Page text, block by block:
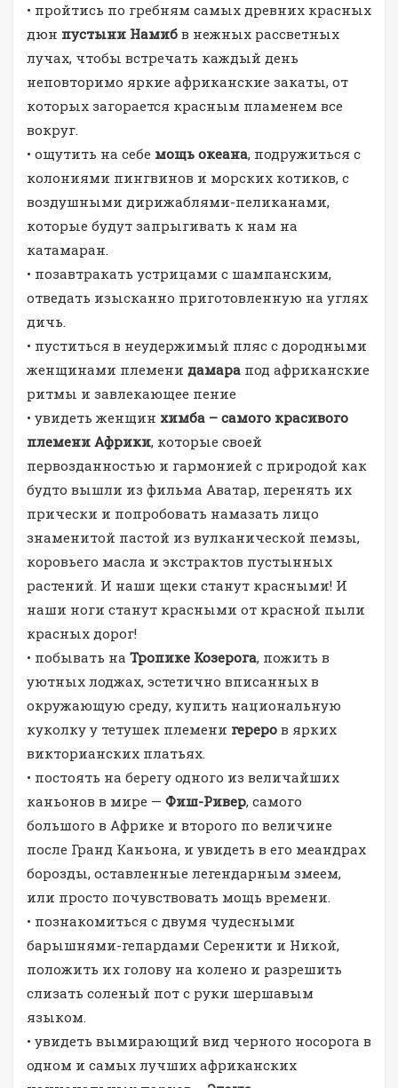
• пройтись по гребням самых древних красных
дюн пустыни Намиб в нежных рассветных
лучах, чтобы встречать каждый день
неповторимо яркие африканские закаты, от
которых загорается красным пламенем все
вокруг.
• ощутить на себе мощь океана, подружиться с
колониями пингвинов и морских котиков, с
воздушными дирижаблями-пеликанами,
которые будут запрыгивать к нам на
катамаран.
• позавтракать устрицами с шампанским,
отведать изысканно приготовленную на углях
дичь.
• пуститься в неудержимый пляс с дородными
женщинами племени дамара под африканские
ритмы и завлекающее пение
• увидеть женщин химба – самого красивого
племени Африки, которые своей
первозданностью и гармонией с природой как
будто вышли из фильма Аватар, перенять их
прически и попробовать намазать лицо
знаменитой пастой из вулканической пемзы,
коровьего масла и экстрактов пустынных
растений. И наши щеки станут красными! И
наши ноги станут красными от красной пыли
красных дорог!
• побывать на Тропике Козерога, пожить в
уютных лоджах, эстетично вписанных в
окружающую среду, купить национальную
куколку у тетушек племени гереро в ярких
викторианских платьях.
• постоять на берегу одного из величайших
каньонов в мире — Фиш-Ривер, самого
большого в Африке и второго по величине
после Гранд Каньона, и увидеть в его меандрах
борозды, оставленные легендарным змеем,
или просто почувствовать мощь времени.
• познакомиться с двумя чудесными
барышнями-гепардами Серенити и Никой,
положить их голову на колено и разрешить
слизать соленый пот с руки шершавым
языком.
• увидеть вымирающий вид черного носорога в
одном и самых лучших африканских